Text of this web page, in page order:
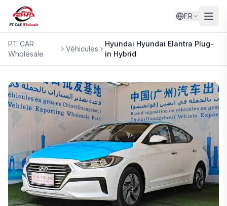
FR
PT CAR
Wholesale
Véhicules
Hyundai Hyundai Elantra Plug-
in Hybrid